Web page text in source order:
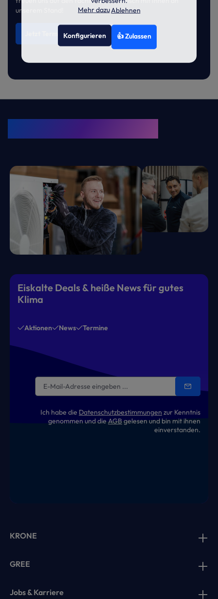
unserem Stand!
Jetzt Termin vereinbaren
Eiskalte Deals & heiße News für gutes
Klima
Aktionen News Termine
Ich habe die Datenschutzbestimmungen zur Kenntnis
genommen und die AGB gelesen und bin mit ihnen
einverstanden.
KRONE
GREE
Jobs & Karriere
Mehr dazuAblehnen
Konfigurieren 👍 Zulassen